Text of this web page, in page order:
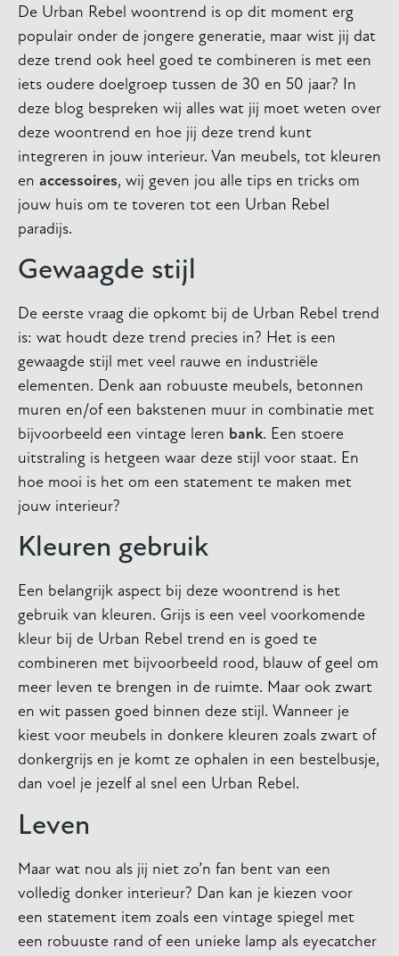
De Urban Rebel woontrend is op dit moment erg
populair onder de jongere generatie, maar wist jij dat
deze trend ook heel goed te combineren is met een
iets oudere doelgroep tussen de 30 en 50 jaar? In
deze blog bespreken wij alles wat jij moet weten over
deze woontrend en hoe jij deze trend kunt
integreren in jouw interieur. Van meubels, tot kleuren
en accessoires, wij geven jou alle tips en tricks om
jouw huis om te toveren tot een Urban Rebel
paradijs.
Gewaagde stijl
De eerste vraag die opkomt bij de Urban Rebel trend
is: wat houdt deze trend precies in? Het is een
gewaagde stijl met veel rauwe en industriële
elementen. Denk aan robuuste meubels, betonnen
muren en/of een bakstenen muur in combinatie met
bijvoorbeeld een vintage leren bank. Een stoere
uitstraling is hetgeen waar deze stijl voor staat. En
hoe mooi is het om een statement te maken met
jouw interieur?
Kleuren gebruik
Een belangrijk aspect bij deze woontrend is het
gebruik van kleuren. Grijs is een veel voorkomende
kleur bij de Urban Rebel trend en is goed te
combineren met bijvoorbeeld rood, blauw of geel om
meer leven te brengen in de ruimte. Maar ook zwart
en wit passen goed binnen deze stijl. Wanneer je
kiest voor meubels in donkere kleuren zoals zwart of
donkergrijs en je komt ze ophalen in een bestelbusje,
dan voel je jezelf al snel een Urban Rebel.
Leven
Maar wat nou als jij niet zo’n fan bent van een
volledig donker interieur? Dan kan je kiezen voor
een statement item zoals een vintage spiegel met
een robuuste rand of een unieke lamp als eyecatcher